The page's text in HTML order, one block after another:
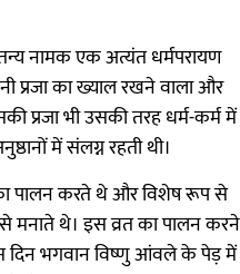
नामक एक अत्यंत धर्मपरायण
प्रजा का ख्याल रखने वाला और
प्रजा भी उसकी तरह धर्म-कर्म में
में संलग्न रहती थी।
पालन करते थे और विशेष रूप से
मनाते थे। इस व्रत का पालन करने
दिन भगवान विष्णु आंवले के पेड़ में